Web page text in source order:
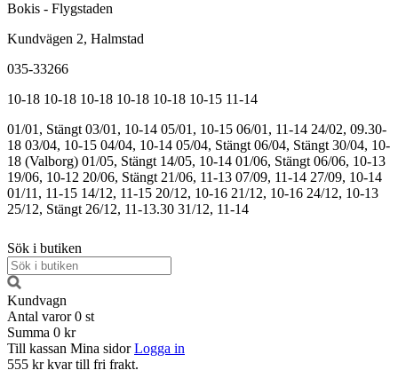
Bokis - Flygstaden
Kundvägen 2, Halmstad
035-33266
10-18 10-18 10-18 10-18 10-18 10-15 11-14
01/01, Stängt 03/01, 10-14 05/01, 10-15 06/01, 11-14 24/02, 09.30-
18 03/04, 10-15 04/04, 10-14 05/04, Stängt 06/04, Stängt 30/04, 10-
18 (Valborg) 01/05, Stängt 14/05, 10-14 01/06, Stängt 06/06, 10-13
19/06, 10-12 20/06, Stängt 21/06, 11-13 07/09, 11-14 27/09, 10-14
01/11, 11-15 14/12, 11-15 20/12, 10-16 21/12, 10-16 24/12, 10-13
25/12, Stängt 26/12, 11-13.30 31/12, 11-14
Sök i butiken
Kundvagn
Antal varor 0 st
Summa 0 kr
Till kassan Mina sidor Logga in
555 kr kvar till fri frakt.